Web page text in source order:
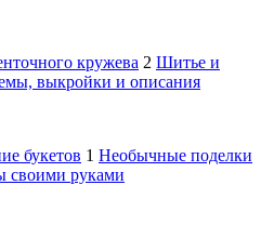
кружева 2 Шитье и
выкройки и описания
букетов 1 Необычные поделки
своими руками